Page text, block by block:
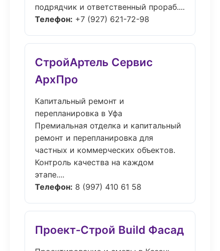
подрядчик и ответственный прораб....
Телефон: +7 (927) 621-72-98
СтройАртель Сервис
АрхПро
Капитальный ремонт и
перепланировка в Уфа
Премиальная отделка и капитальный
ремонт и перепланировка для
частных и коммерческих объектов.
Контроль качества на каждом
этапе....
Телефон: 8 (997) 410 61 58
Проект-Строй Build Фасад